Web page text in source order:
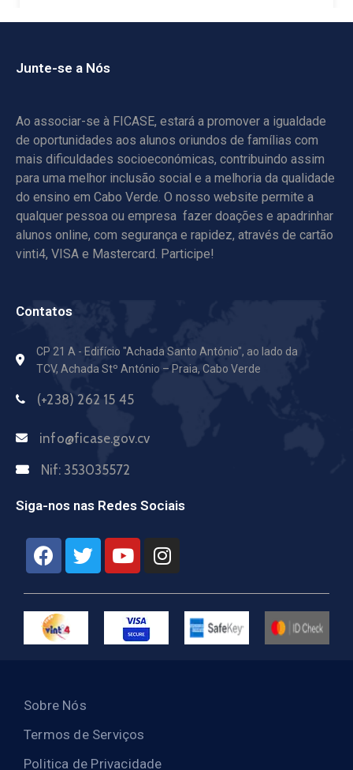
Junte-se a Nós
Ao associar-se à FICASE, estará a promover a igualdade
de oportunidades aos alunos oriundos de famílias com
mais dificuldades socioeconómicas, contribuindo assim
para uma melhor inclusão social e a melhoria da qualidade
do ensino em Cabo Verde. O nosso website permite a
qualquer pessoa ou empresa fazer doações e apadrinhar
alunos online, com segurança e rapidez, através de cartão
vinti4, VISA e Mastercard. Participe!
Contatos
CP 21 A - Edifício "Achada Santo António", ao lado da
TCV, Achada Stº António – Praia, Cabo Verde
(+238) 262 15 45
info@ficase.gov.cv
Nif: 353035572
Siga-nos nas Redes Sociais
Sobre Nós
Termos de Serviços
Politica de Privacidade